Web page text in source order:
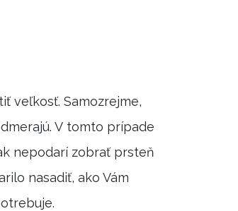
veľkosť. Samozrejme,
V tomto prípade
nepodarí zobrať prsteň
nasadiť, ako Vám